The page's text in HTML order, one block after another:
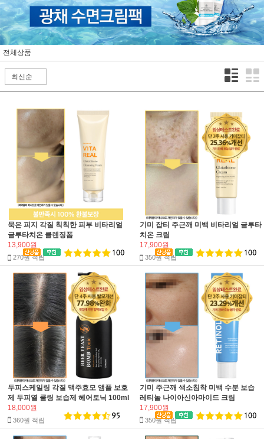
전체상품
묵은 피지 각질 칙칙한 피부 비타리얼
글루타치온 클렌징폼
13,900원
270원 적립
기미 잡티 주근깨 미백 비타리얼 글루타
치온 크림
17,900원
350원 적립
두피스케일링 각질 맥주효모 앰플 보호
제 두피열 쿨링 보습제 헤어토닉 100ml
18,000원
360원 적립
기미 주근깨 색소침착 미백 수분 보습
레티놀 나이아신아마이드 크림
17,900원
350원 적립